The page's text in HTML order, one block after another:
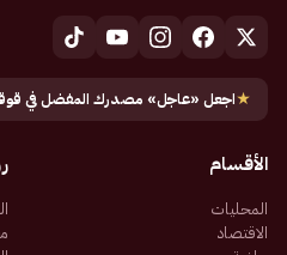
★اجعل «عاجل» مصدرك المفضل في
الأقسام
المحليات
الاقتصاد